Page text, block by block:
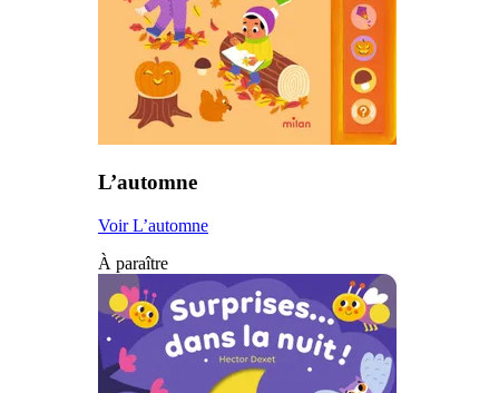
L’automne
Voir L’automne
À paraître